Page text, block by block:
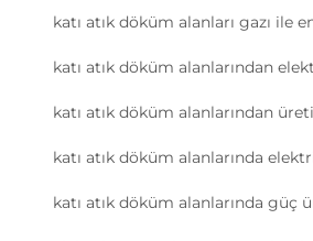
katı atık döküm alanları gazı ile
katı atık döküm alanlarından
katı atık döküm alanlarından
katı atık döküm alanlarında
katı atık döküm alanlarında güç